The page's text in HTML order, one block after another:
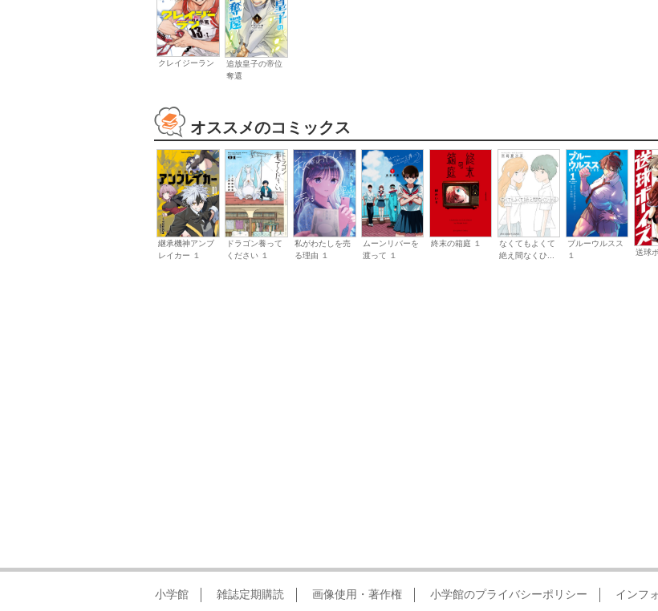
クレイジーラン
追放皇子の帝位
奪還
オススメのコミックス
継承機神アンブ
レイカー １
ドラゴン養って
ください １
私がわたしを売
る理由 １
ムーンリバーを
渡って １
終末の箱庭 １
なくてもよくて
絶え間なくひ...
ブルーウルスス
１
送球
小学館 雑誌定期購読 画像使用・著作権 小学館のプライバシーポリシー インフ